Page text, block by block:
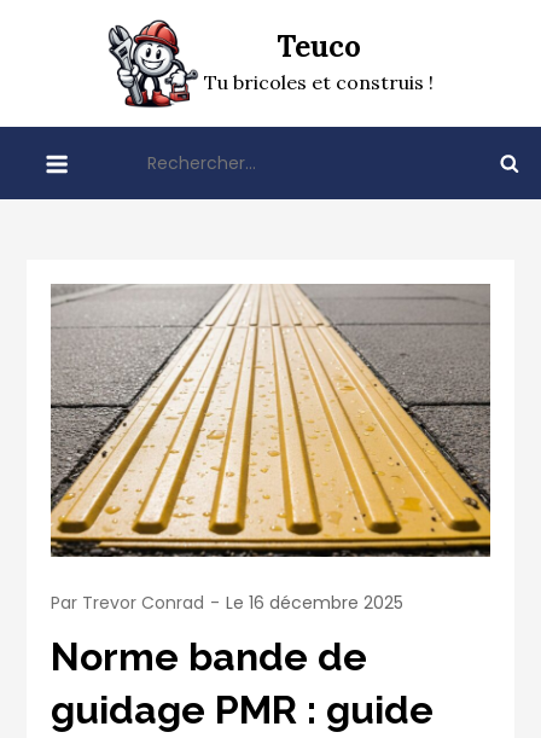
Teuco
Tu bricoles et construis !
Par Trevor Conrad Le16 décembre 2025
Norme bande de
guidage PMR : guide